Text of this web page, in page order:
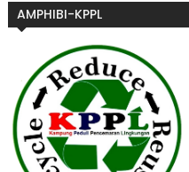
AMPHIBI-KPPL